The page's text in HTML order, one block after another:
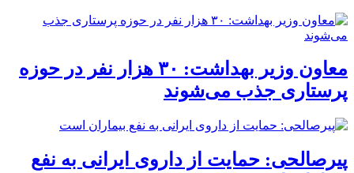
معاون وزیر بهداشت: ۳۰ هزار نفر در حوزه
پرستاری جذب می‌شوند
پیرصالحی: حمایت از داروی ایرانی به نفع